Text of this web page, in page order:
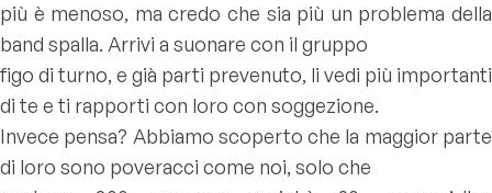
più è menoso, ma credo che sia più un problema della
band spalla. Arrivi a suonare con il gruppo
figo di turno, e già parti prevenuto, li vedi più importanti
di te e ti rapporti con loro con soggezione.
Invece pensa? Abbiamo scoperto che la maggior parte
di loro sono poveracci come noi, solo che